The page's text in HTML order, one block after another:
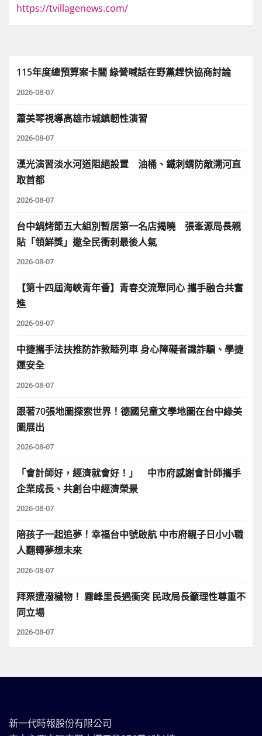
https://tvillagenews.com/
115年度總預算案卡關 綠營喊話在野黨趕快協商討論
2026-08-07
蕭美琴視導高雄市城鎮韌性演習
2026-08-07
漢光演習淡水河道阻絕設置 油桶、鐵刺蝟防敵溯河直
取首都
2026-08-07
台中鍋烤節五大組別暫居第一名店揭曉 張峯源局長親
貼「領鮮獎」邀全民衝刺最後人氣
2026-08-07
【第十四屆海峽青年薈】青春交流聚同心 攜手融合共奮
進
2026-08-07
中捷攜手法扶推防詐敦睦列車 身心障礙者識詐騙、學捷
運安全
2026-08-07
跟著70張地圖探索世界！德國兒童文學地圖在台中綠美
圖展出
2026-08-07
「會計師好，經濟就會好！」 中市府感謝會計師攜手
企業成長、共創台中經濟榮景
2026-08-07
陪孩子一起追夢！幸福台中號啟航 中市府親子日小小職
人翻轉夢想未來
2026-08-07
拜票遭潑穢物！ 霧峰里長遇衝突 民政局長籲理性尊重不
同立場
2026-08-07
新一代時報股份有限公司